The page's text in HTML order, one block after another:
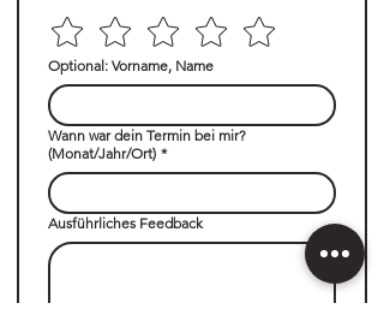
Optional: Vorname, Name
Wann war dein Termin bei mir?
(Monat/Jahr/Ort) *
Ausführliches Feedback